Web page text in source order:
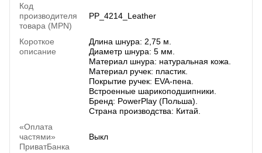
Код
производителя
товара (MPN)
PP_4214_Leather
Короткое
описание
Длина шнура: 2,75 м.
Диаметр шнура: 5 мм.
Материал шнура: натуральная кожа.
Материал ручек: пластик.
Покрытие ручек: EVA-пена.
Встроенные шарикоподшипники.
Бренд: PowerPlay (Польша).
Страна производства: Китай.
«Оплата
частями»
ПриватБанка
Выкл